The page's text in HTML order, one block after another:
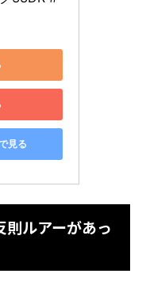
見る
ルアーがあっ